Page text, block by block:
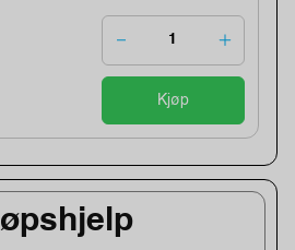
Kjøp